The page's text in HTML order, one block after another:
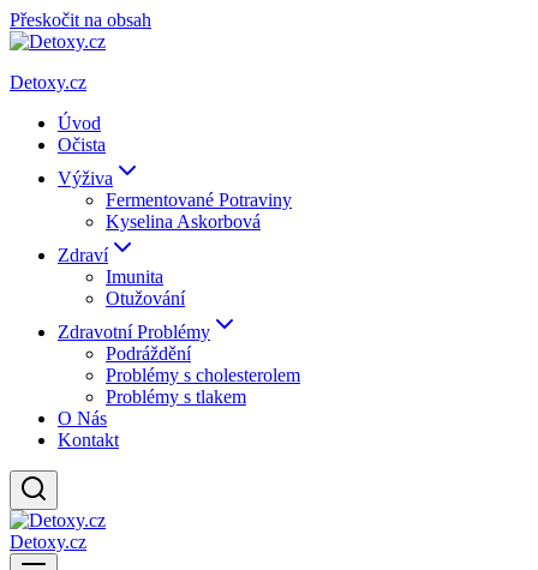
Přeskočit na obsah
Detoxy.cz
Úvod
Očista
Výživa
Fermentované Potraviny
Kyselina Askorbová
Zdraví
Imunita
Otužování
Zdravotní Problémy
Podráždění
Problémy s cholesterolem
Problémy s tlakem
O Nás
Kontakt
Detoxy.cz